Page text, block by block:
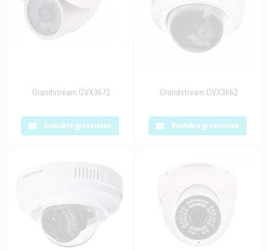
Grandstream GVX3672
Kontakta grossisten
Grandstream GVX3662
Kontakta grossisten